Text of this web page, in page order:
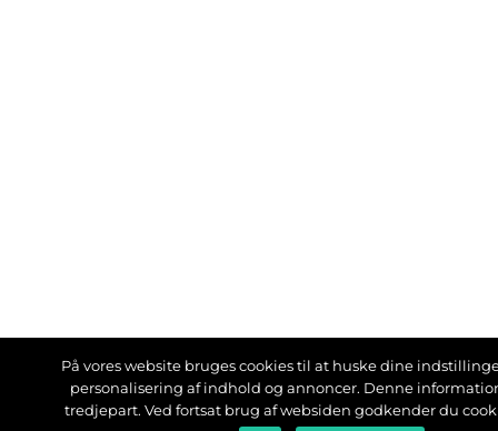
På vores website bruges cookies til at huske dine
personalisering af indhold og annoncer. Denne
tredjepart. Ved fortsat brug af websiden godkender du